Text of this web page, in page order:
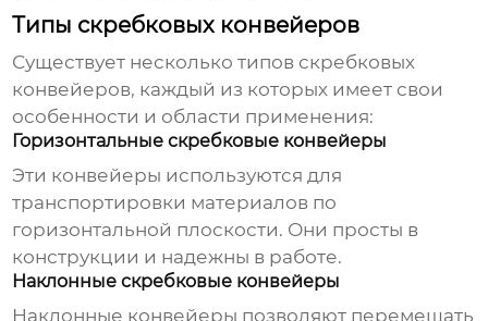
Типы скребковых конвейеров
Существует несколько типов скребковых
конвейеров, каждый из которых имеет свои
особенности и области применения:
Горизонтальные скребковые конвейеры
Эти конвейеры используются для
транспортировки материалов по
горизонтальной плоскости. Они просты в
конструкции и надежны в работе.
Наклонные скребковые конвейеры
Наклонные конвейеры позволяют перемещать